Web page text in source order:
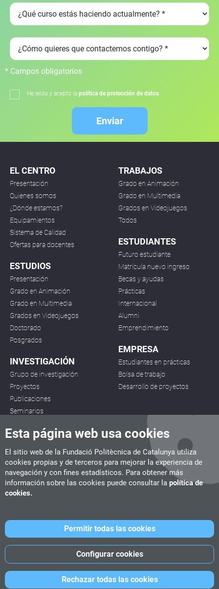
Esta página web usa cookies
El sitio web de la Fundació Politècnica de Catalunya utiliza
cookies propias y de terceros para mejorar la experiencia de
navegación y con fines estadísticos. Para obtener más
información sobre las cookies puede consultar la política de
cookies.
Rechazar todas las cookies
Configurar cookies
Permitir todas las cookies
* Campos obligatorios
He leído y acepto la política de protección de datos
Enviar
EL CENTRO
Presentación
Quienes somos
¿Dónde estamos?
Equipamientos
Sistema de Calidad
Ofertas para docentes
ESTUDIOS
Presentación
Grado en Animación
Grado en Multimedia
Grados en Videojuegos
Doctorado
Posgrados
INVESTIGACIÓN
Grupo de investigación
Proyectos
Publicaciones
Seminarios
TRABAJOS
Grado en Animación
Grado en Multimedia
Grados en Videojuegos
Todos
ESTUDIANTES
Futuro estudiante
Matrícula nuevo ingreso
Becas y ayudas
Prácticas
Internacional
Alumni
Emprendimiento
EMPRESA
Estudiantes en prácticas
Bolsa de trabajo
Desarrollo de proyectos
CITM
C/ de la Igualtat, 33, 08222 Terrassa
UPC School
©Fundació Politècnica de Catalunya-Avíso legal-Política de
cookies-Política de privacidad